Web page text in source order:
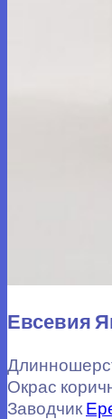
Евсевия
Окрас
Заводчик